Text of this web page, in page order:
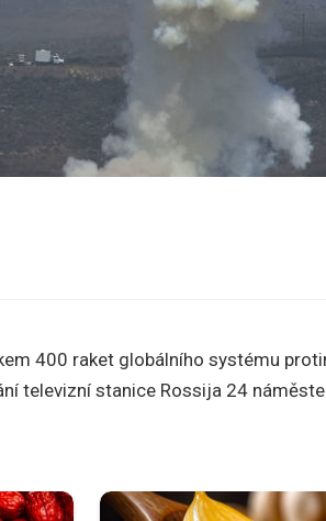
400 raket globálního systému
televizní stanice Rossija 24